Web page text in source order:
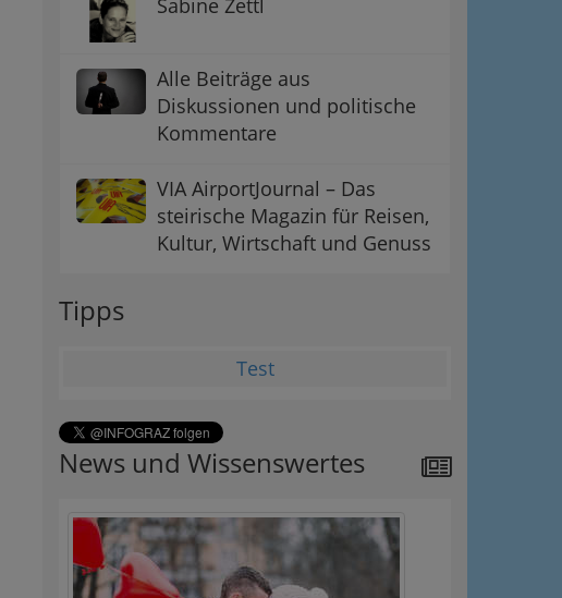
Sabine Zettl
Alle Beiträge aus
Diskussionen und politische
Kommentare
VIA AirportJournal – Das
steirische Magazin für Reisen,
Kultur, Wirtschaft und Genuss
Tipps
Test
News und Wissenswertes